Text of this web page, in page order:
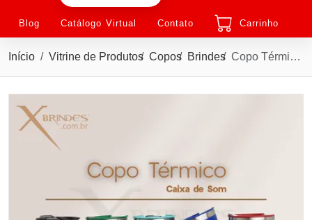
Blog Catálogo Virtual Contato Carrinho
Início Vitrine de Produtos Copos Brindes Copo Térmico 400ml com Caixa de Som Bluetooth X18749B